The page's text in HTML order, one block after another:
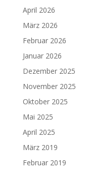
April 2026
März 2026
Februar 2026
Januar 2026
Dezember 2025
November 2025
Oktober 2025
Mai 2025
April 2025
März 2019
Februar 2019